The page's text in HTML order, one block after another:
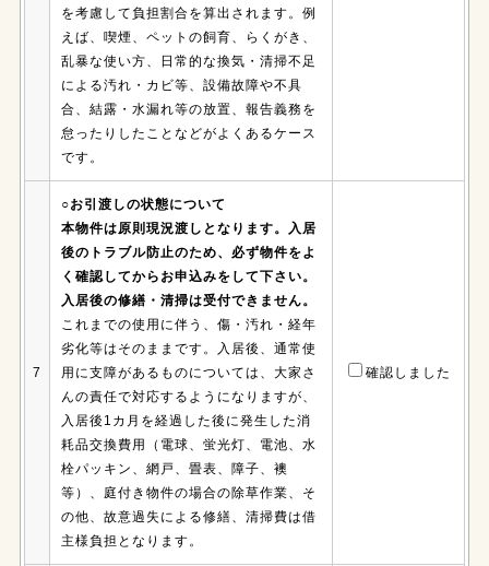
を考慮して負担割合を算出されます。例
えば、喫煙、ペットの飼育、らくがき、
乱暴な使い方、日常的な換気・清掃不足
による汚れ・カビ等、設備故障や不具
合、結露・水漏れ等の放置、報告義務を
怠ったりしたことなどがよくあるケース
です。
7
○お引渡しの状態について
本物件は原則現況渡しとなります。入居
後のトラブル防止のため、必ず物件をよ
く確認してからお申込みをして下さい。
入居後の修繕・清掃は受付できません。
これまでの使用に伴う、傷・汚れ・経年
劣化等はそのままです。入居後、通常使
用に支障があるものについては、大家さ
んの責任で対応するようになりますが、
入居後1カ月を経過した後に発生した消
耗品交換費用（電球、蛍光灯、電池、水
栓パッキン、網戸、畳表、障子、襖
等）、庭付き物件の場合の除草作業、そ
の他、故意過失による修繕、清掃費は借
主様負担となります。
確認しました